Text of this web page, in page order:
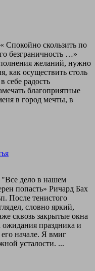
Спокойно скользить по
безграничность …»
желаний, нужно
как осуществить столь
себе радость
благоприятные
в город мечты, в
"Все дело в нашем
попасть» Ричард Бах
После тенистого
словно яркий,
сквозь закрытые окна
ожидания праздника и
начале. Я вмиг
усталости. ...